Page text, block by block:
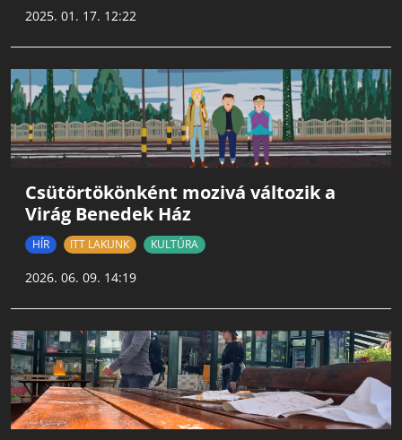
2025. 01. 17. 12:22
Csütörtökönként mozivá változik a
Virág Benedek Ház
HÍR ITT LAKUNK KULTÚRA
2026. 06. 09. 14:19